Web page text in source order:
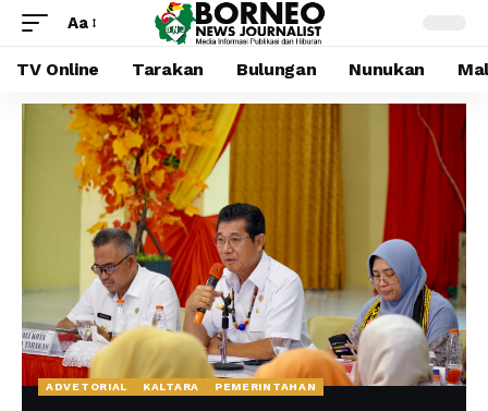
Aa
TV Online Tarakan Bulungan Nunukan
ADVETORIAL KALTARA PEMERINTAHAN